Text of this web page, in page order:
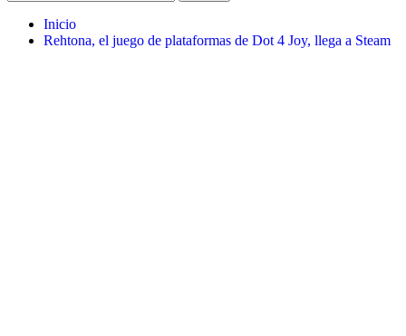
Inicio
Rehtona, el juego de plataformas de Dot 4 Joy, llega a Steam